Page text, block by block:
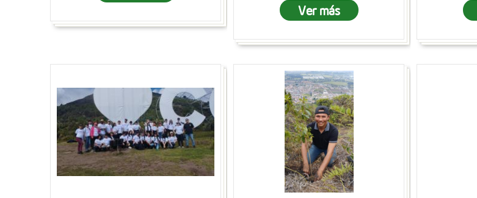
Ver más